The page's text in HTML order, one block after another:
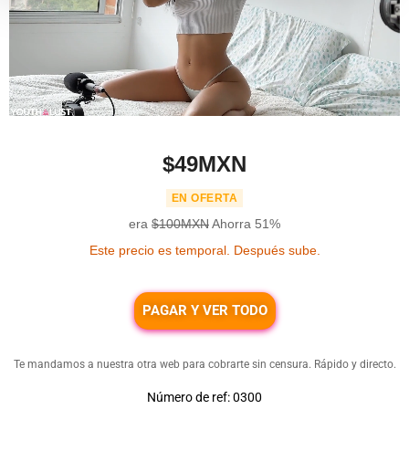
$49MXN
EN OFERTA
era $100MXNAhorra 51%
Este precio es temporal. Después sube.
PAGAR Y VER TODO
Te mandamos a nuestra otra web para cobrarte sin censura. Rápido y directo.
Número de ref: 0300